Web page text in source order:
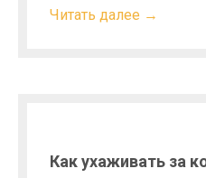
Читать далее →
Как ухаживать за